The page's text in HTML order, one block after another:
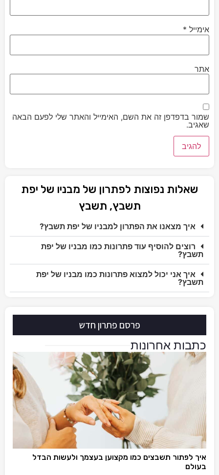
אימייל *
אתר
שמור בדפדפן זה את השם, האימייל והאתר שלי לפעם הבאה
שאגיב.
שאלות נפוצות לפתרון של מבניו של יפת
תשבץ, תשבץ
איך מצאנו את הפתרון למבניו של יפת תשבץ?
רוצים להוסיף עוד פתרונות כמו מבניו של יפת
תשבץ?
איך אני יכול למצוא פתרונות כמו מבניו של יפת
תשבץ?
פרסם פתרון חדש
כתבות אחרונות
איך לפתור תשבצים כמו מקצוען בעצמך ולעשות הבדל
בעולם